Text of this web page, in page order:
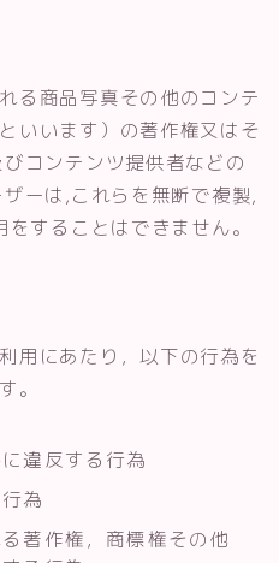
る商品写真その他のコンテ
いいます）の著作権又はそ
コンテンツ提供者などの
ーは,これらを無断で複製,
することはできません。
用にあたり，以下の行為を
。
違反する行為
為
著作権，商標権その他